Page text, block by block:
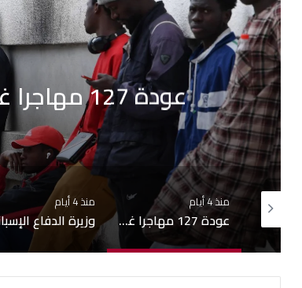
وزيرة الدفاع
منذ 4 أيام
وزيرة الدفاع الإسبانية تطالب المغرب بالتحقيق في اجتياح حدود سبتة
منذ 5 أيام